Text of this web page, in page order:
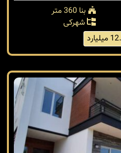
بنا 360 متر
شهرکی